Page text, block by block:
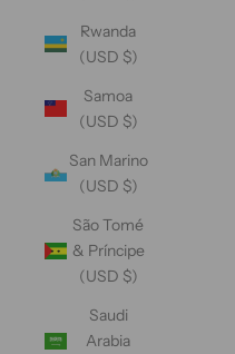
Rwanda
(USD $)
Samoa
(USD $)
San Marino
(USD $)
São Tomé
& Príncipe
(USD $)
Saudi
Arabia